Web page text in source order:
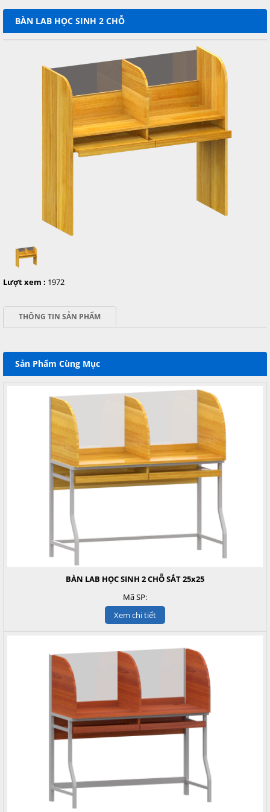
BÀN LAB HỌC SINH 2 CHỖ
Lượt xem : 1972
THÔNG TIN SẢN PHẨM
Sản Phẩm Cùng Mục
BÀN LAB HỌC SINH 2 CHỖ SẮT 25x25
Mã SP:
Xem chi tiết